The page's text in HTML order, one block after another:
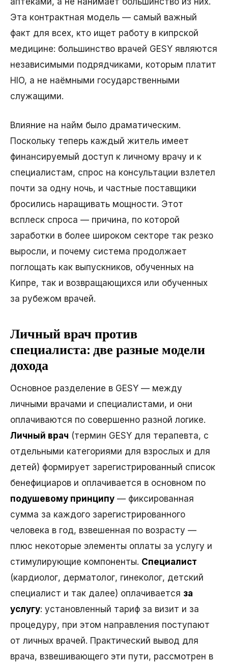
Эта контрактная модель — самый важный
факт для всех, кто ищет работу в кипрской
медицине: большинство врачей GESY являются
независимыми подрядчиками, которым платит
HIO, а не наёмными государственными
служащими.
Влияние на найм было драматическим.
Поскольку теперь каждый житель имеет
финансируемый доступ к личному врачу и к
специалистам, спрос на консультации взлетел
почти за одну ночь, и частные поставщики
бросились наращивать мощности. Этот
всплеск спроса — причина, по которой
заработки в более широком секторе так резко
выросли, и почему система продолжает
поглощать как выпускников, обученных на
Кипре, так и возвращающихся или обученных
за рубежом врачей.
Личный врач против
специалиста: две разные модели
дохода
Основное разделение в GESY — между
личными врачами и специалистами, и они
оплачиваются по совершенно разной логике.
Личный врач (термин GESY для терапевта, с
отдельными категориями для взрослых и для
детей) формирует зарегистрированный список
бенефициаров и оплачивается в основном по
подушевому принципу — фиксированная
сумма за каждого зарегистрированного
человека в год, взвешенная по возрасту —
плюс некоторые элементы оплаты за услугу и
стимулирующие компоненты. Специалист
(кардиолог, дерматолог, гинеколог, детский
специалист и так далее) оплачивается за
услугу: установленный тариф за визит и за
процедуру, при этом направления поступают
от личных врачей. Практический вывод для
врача, взвешивающего эти пути, рассмотрен в